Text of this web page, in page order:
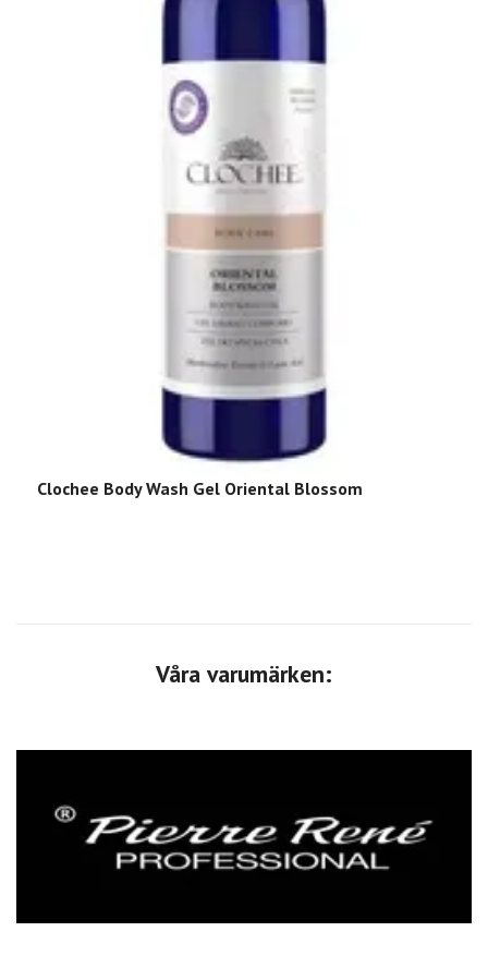
Våra varumärken:
Clochee Body Wash Gel Oriental Blossom